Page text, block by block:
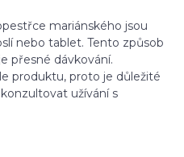
mariánského jsou
nebo tablet. Tento způsob
přesné dávkování.
produktu, proto je důležité
užívání s